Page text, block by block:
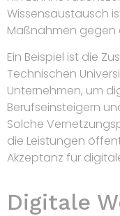
Wissensaustausch
Maßnahmen gegen
Ein Beispiel ist die
Technischen
Unternehmen, um
Berufseinsteigern
Solche
die Leistungen
Akzeptanz für
Digitale